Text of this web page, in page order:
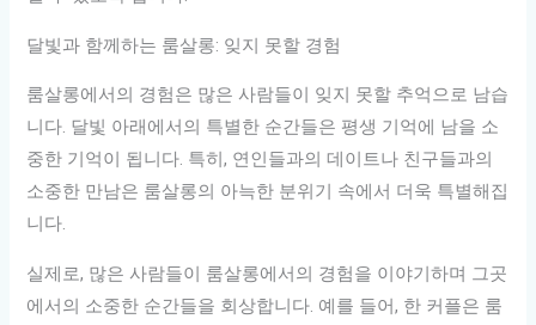
달빛과 함께하는 룸살롱: 잊지 못할 경험
룸살롱에서의 경험은 많은 사람들이 잊지 못할 추억으로 남습
니다. 달빛 아래에서의 특별한 순간들은 평생 기억에 남을 소
중한 기억이 됩니다. 특히, 연인들과의 데이트나 친구들과의
소중한 만남은 룸살롱의 아늑한 분위기 속에서 더욱 특별해집
니다.
실제로, 많은 사람들이 룸살롱에서의 경험을 이야기하며 그곳
에서의 소중한 순간들을 회상합니다. 예를 들어, 한 커플은 룸